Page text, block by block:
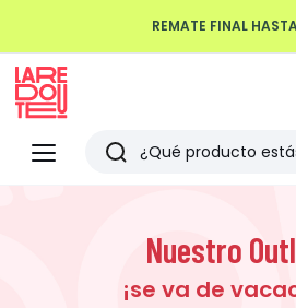
REMATE FINAL
Menu
Redoute
Buscar
Últimos
vistosNuestro
¡se va de